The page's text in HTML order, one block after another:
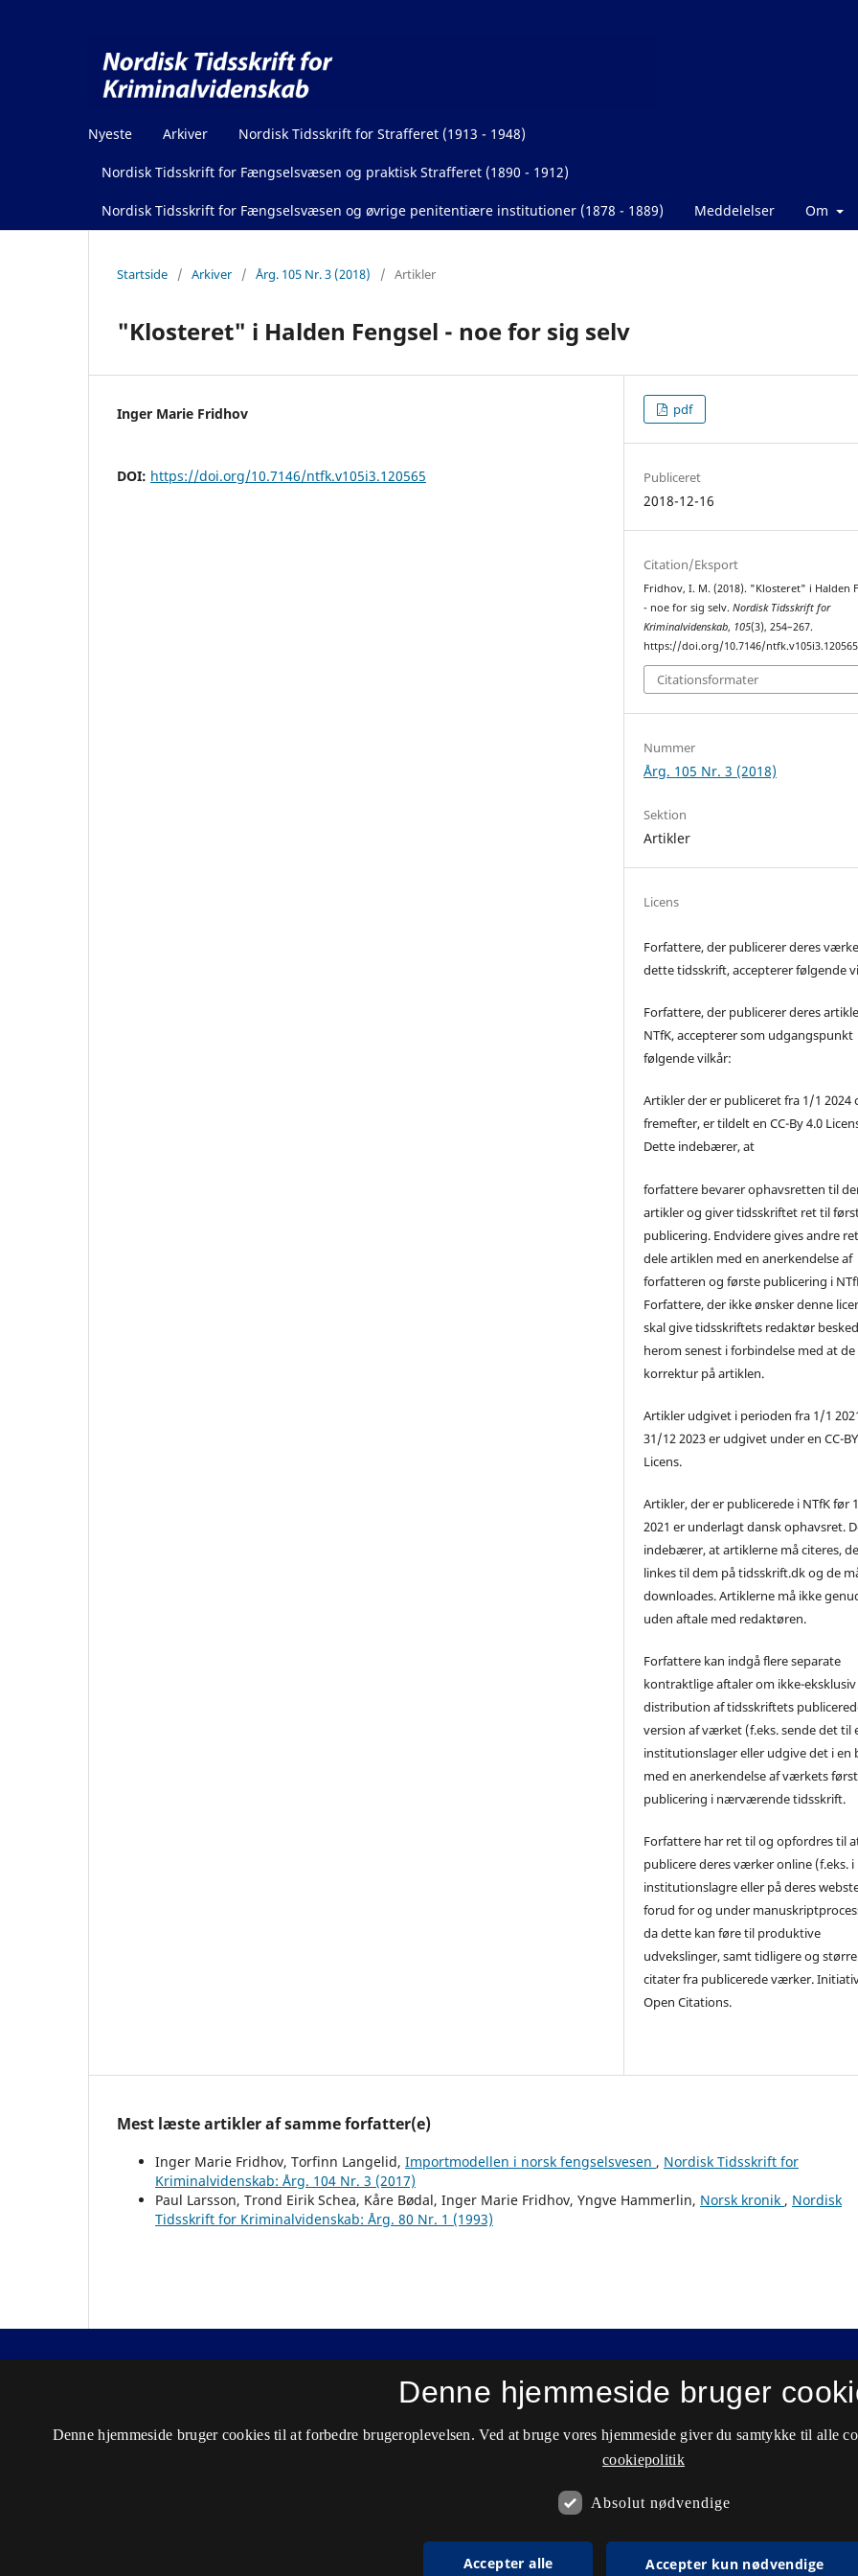
Nyeste Arkiver Nordisk Tidsskrift for Strafferet (1913 - 1948)
Nordisk Tidsskrift for Fængselsvæsen og praktisk Strafferet (1890 - 1912)
Nordisk Tidsskrift for Fængselsvæsen og øvrige penitentiære institutioner (1878 - 1889) Meddelelser Om
Startside / Arkiver / Årg. 105 Nr. 3 (2018) / Artikler
"Klosteret" i Halden Fengsel - noe for sig selv
Inger Marie Fridhov
DOI: https://doi.org/10.7146/ntfk.v105i3.120565
pdf
Publiceret
2018-12-16
Citation/Eksport
Fridhov, I. M. (2018). "Klosteret" i Halden
- noe for sig selv.Nordisk Tidsskrift for
Kriminalvidenskab, 105(3), 254–267.
https://doi.org/10.7146/ntfk.v105i3.120565
Citationsformater
Nummer
Årg. 105 Nr. 3 (2018)
Sektion
Artikler
Licens
Forfattere, der publicerer deres
dette tidsskrift, accepterer følgende
Forfattere, der publicerer deres
NTfK, accepterer som udgangspunkt
følgende vilkår:
Artikler der er publiceret fra 1/1 2024
fremefter, er tildelt en CC-By 4.0
Dette indebærer, at
forfattere bevarer ophavsretten til
artikler og giver tidsskriftet ret til
publicering. Endvidere gives andre
dele artiklen med en anerkendelse af
forfatteren og første publicering i
Forfattere, der ikke ønsker denne
skal give tidsskriftets redaktør besked
herom senest i forbindelse med at
korrektur på artiklen.
Artikler udgivet i perioden fra 1/1
31/12 2023 er udgivet under en CC-
Licens.
Artikler, der er publicerede i NTfK før
2021 er underlagt dansk ophavsret.
indebærer, at artiklerne må citeres,
linkes til dem på tidsskrift.dk og de
downloades. Artiklerne må ikke
uden aftale med redaktøren.
Forfattere kan indgå flere separate
kontraktlige aftaler om ikke-eksklusiv
distribution af tidsskriftets
version af værket (f.eks. sende det til
institutionslager eller udgive det i en
med en anerkendelse af værkets
publicering i nærværende tidsskrift.
Forfattere har ret til og opfordres til
publicere deres værker online (f.eks. i
institutionslagre eller på deres
forud for og under
da dette kan føre til produktive
udvekslinger, samt tidligere og større
citater fra publicerede værker.
Open Citations.
Mest læste artikler af samme forfatter(e)
Inger Marie Fridhov, Torfinn Langelid, Importmodellen i norsk fengselsvesen , Nordisk Tidsskrift for
Kriminalvidenskab: Årg. 104 Nr. 3 (2017)
Paul Larsson, Trond Eirik Schea, Kåre Bødal, Inger Marie Fridhov, Yngve Hammerlin, Norsk kronik , Nordisk
Tidsskrift for Kriminalvidenskab: Årg. 80 Nr. 1 (1993)
Nordisk Tidsskrift for Kriminalvidenskab
ISSN 2446-3051 (Online)
Denne hjemmeside bruger
Denne hjemmeside bruger cookies til at forbedre brugeroplevelsen. Ved at bruge vores hjemmeside giver du samtykke til alle
cookiepolitik
Absolut nødvendige
Accepter alle Accepter kun nødvendige